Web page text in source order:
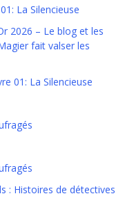
La Silencieuse
2026 – Le blog et les
fait valser les
01: La Silencieuse
: Histoires de détectives